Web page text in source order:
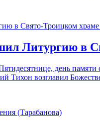
Литургию в
день памяти
Тихон возглавил